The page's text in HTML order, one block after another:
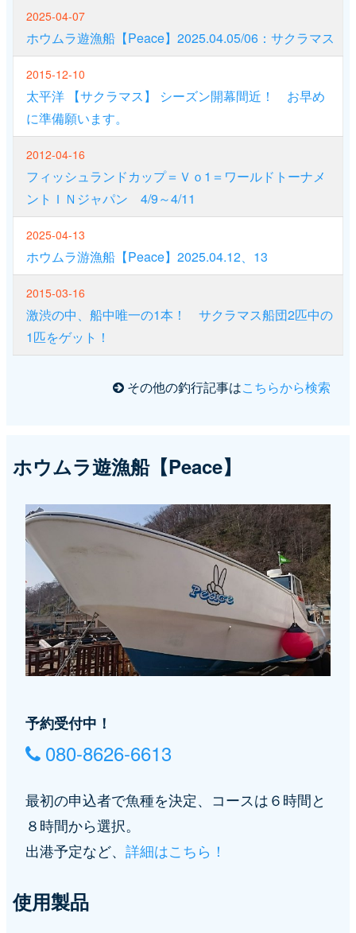
2025-04-07
ホウムラ遊漁船【Peace】2025.04.05/06：サクラマス
2015-12-10
太平洋 【サクラマス】 シーズン開幕間近！ お早め
に準備願います。
2012-04-16
フィッシュランドカップ＝Ｖｏ1＝ワールドトーナメ
ントＩＮジャパン 4/9～4/11
2025-04-13
ホウムラ游漁船【Peace】2025.04.12、13
2015-03-16
激渋の中、船中唯一の1本！ サクラマス船団2匹中の
1匹をゲット！
その他の釣行記事はこちらから検索
ホウムラ遊漁船【Peace】
予約受付中！
080-8626-6613
最初の申込者で魚種を決定、コースは６時間と
８時間から選択。
出港予定など、 詳細はこちら！
使用製品